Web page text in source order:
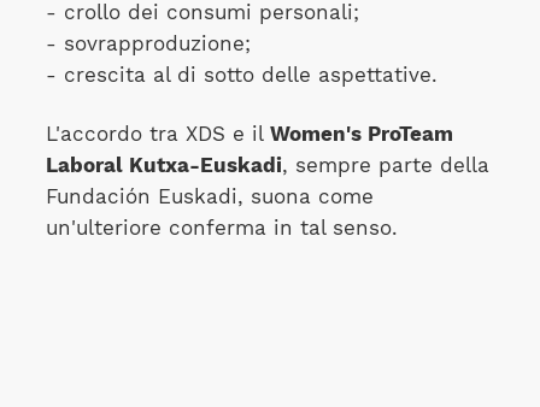
- crollo dei consumi personali;
- sovrapproduzione;
- crescita al di sotto delle aspettative.
L'accordo tra XDS e il Women's ProTeam
Laboral Kutxa-Euskadi, sempre parte della
Fundación Euskadi, suona come
un'ulteriore conferma in tal senso.